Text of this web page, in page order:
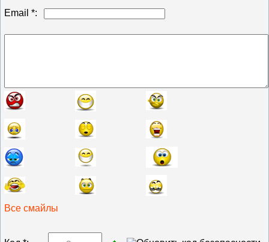
Email *:
Все смайлы